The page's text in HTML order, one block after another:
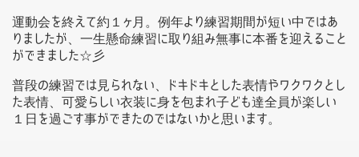
運動会を終えて約１ヶ月。例年より練習期間が短い中ではあ
りましたが、一生懸命練習に取り組み無事に本番を迎えること
ができました☆彡
普段の練習では見られない、ドキドキとした表情やワクワクとし
た表情、可愛らしい衣装に身を包まれ子ども達全員が楽しい
１日を過ごす事ができたのではないかと思います。